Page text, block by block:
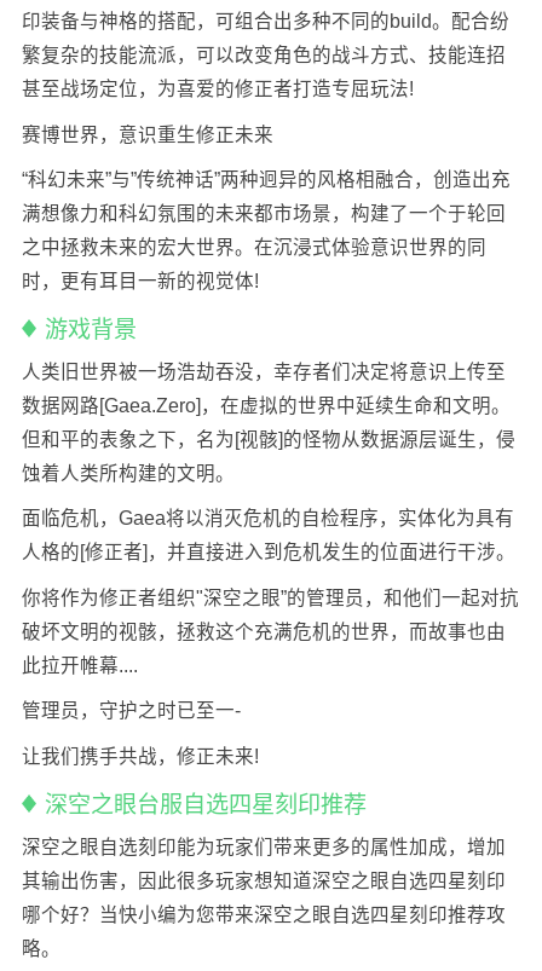
印装备与神格的搭配，可组合出多种不同的build。配合纷
繁复杂的技能流派，可以改变角色的战斗方式、技能连招
甚至战场定位，为喜爱的修正者打造专屈玩法!
赛博世界，意识重生修正未来
“科幻未来”与”传统神话”两种迥异的风格相融合，创造出充
满想像力和科幻氛围的未来都市场景，构建了一个于轮回
之中拯救未来的宏大世界。在沉浸式体验意识世界的同
时，更有耳目一新的视觉体!
游戏背景
人类旧世界被一场浩劫吞没，幸存者们决定将意识上传至
数据网路[Gaea.Zero]，在虚拟的世界中延续生命和文明。
但和平的表象之下，名为[视骸]的怪物从数据源层诞生，侵
蚀着人类所构建的文明。
面临危机，Gaea将以消灭危机的自检程序，实体化为具有
人格的[修正者]，并直接进入到危机发生的位面进行干涉。
你将作为修正者组织"深空之眼”的管理员，和他们一起对抗
破坏文明的视骸，拯救这个充满危机的世界，而故事也由
此拉开帷幕....
管理员，守护之时已至一-
让我们携手共战，修正未来!
深空之眼台服自选四星刻印推荐
深空之眼自选刻印能为玩家们带来更多的属性加成，增加
其输出伤害，因此很多玩家想知道深空之眼自选四星刻印
哪个好？当快小编为您带来深空之眼自选四星刻印推荐攻
略。